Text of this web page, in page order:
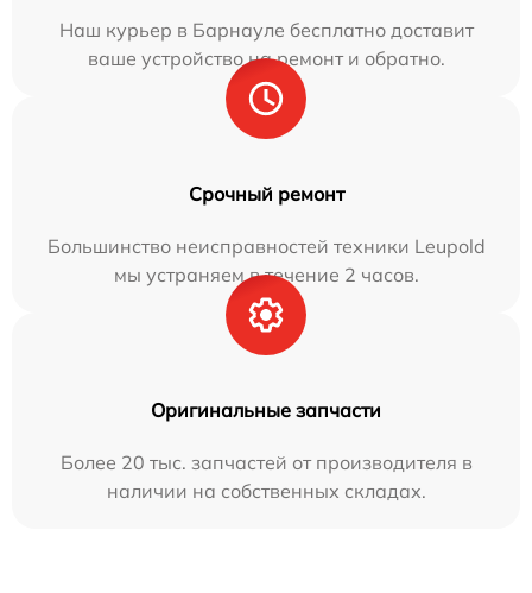
Наш курьер в Барнауле бесплатно доставит
ваше устройство на ремонт и обратно.
Срочный ремонт
Большинство неисправностей техники Leupold
мы устраняем в течение 2 часов.
Оригинальные запчасти
Более 20 тыс. запчастей от производителя в
наличии на собственных складах.